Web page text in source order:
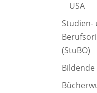
USA
Studien-
(StuBO)
Bildende